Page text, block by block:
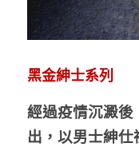
黑金紳士系列
經過疫情沉澱後
出，以男士紳